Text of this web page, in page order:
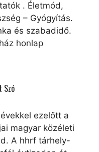
. Életmód,
– Gyógyítás.
és szabadidő.
honlap
Szó
ezelőtt a
magyar közéleti
A hhrf tárhely-